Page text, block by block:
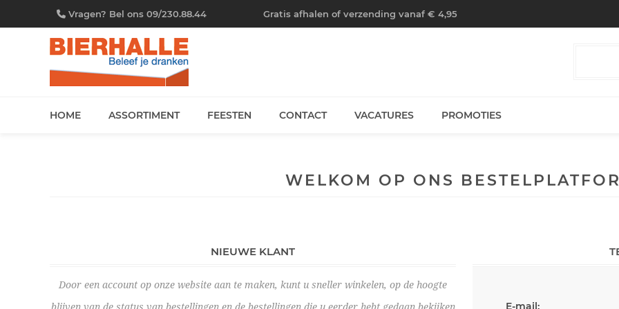
Vragen? Bel ons 09/230.88.44 Gratis afhalen of verzending vanaf € 4,95
HOME ASSORTIMENT FEESTEN CONTACT VACATURES PROMOTIES
WELKOM OP ONS
NIEUWE KLANT
Door een account op onze website aan te maken, kunt u sneller winkelen, op de hoogte
E-mail: